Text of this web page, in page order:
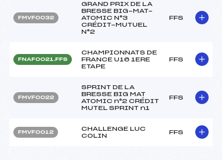
FMVF0032
GRAND PRIX DE LA
BRESSE BIG-MAT-
ATOMIC N°3
CRÉDIT-MUTUEL
N°2
FFS
FNAF0021.FFS
CHAMPIONNATS DE
FRANCE U16 1ERE
ETAPE
FFS
FMVF0022
SPRINT DE LA
BRESSE BIG MAT
ATOMIC n°2 CRÉDIT
MUTEL SPRINT n1
FFS
FMVF0012
CHALLENGE LUC
COLIN
FFS